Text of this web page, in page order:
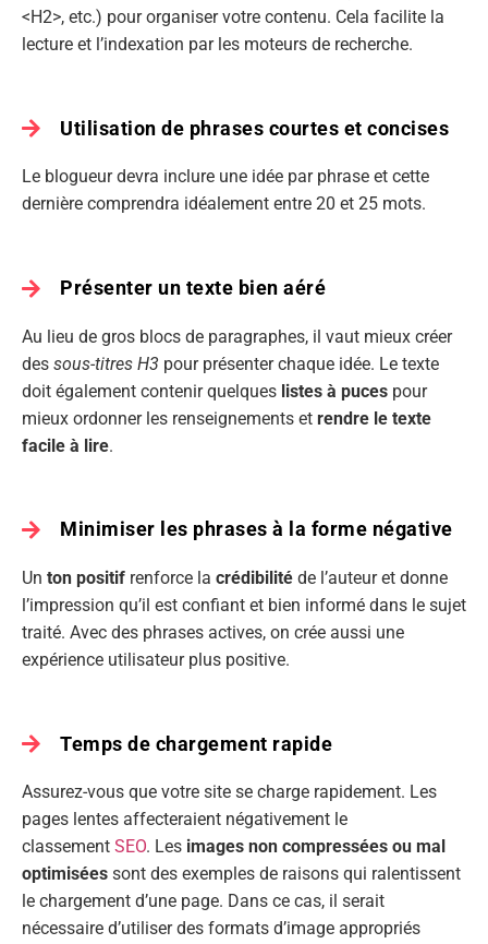
<H2>, etc.) pour organiser votre contenu. Cela facilite la
lecture et l’indexation par les moteurs de recherche.
Utilisation de phrases courtes et concises
Le blogueur devra inclure une idée par phrase et cette
dernière comprendra idéalement entre 20 et 25 mots.
Présenter un texte bien aéré
Au lieu de gros blocs de paragraphes, il vaut mieux créer
des sous-titres H3 pour présenter chaque idée. Le texte
doit également contenir quelques listes à puces pour
mieux ordonner les renseignements et rendre le texte
facile à lire.
Minimiser les phrases à la forme négative
Un ton positif renforce la crédibilité de l’auteur et donne
l’impression qu’il est confiant et bien informé dans le sujet
traité. Avec des phrases actives, on crée aussi une
expérience utilisateur plus positive.
Temps de chargement rapide
Assurez-vous que votre site se charge rapidement. Les
pages lentes affecteraient négativement le
classement SEO. Les images non compressées ou mal
optimisées sont des exemples de raisons qui ralentissent
le chargement d’une page. Dans ce cas, il serait
nécessaire d’utiliser des formats d’image appropriés